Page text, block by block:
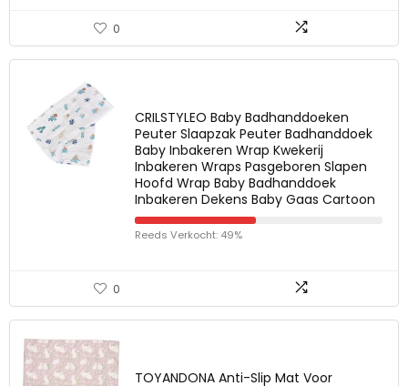
0
CRILSTYLEO Baby Badhanddoeken
Peuter Slaapzak Peuter Badhanddoek
Baby Inbakeren Wrap Kwekerij
Inbakeren Wraps Pasgeboren Slapen
Hoofd Wrap Baby Badhanddoek
Inbakeren Dekens Baby Gaas Cartoon
Reeds Verkocht: 49%
0
TOYANDONA Anti-Slip Mat Voor